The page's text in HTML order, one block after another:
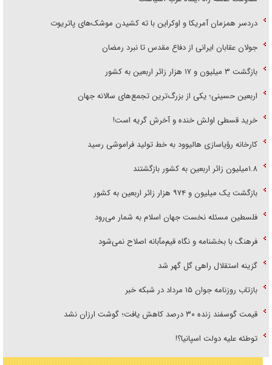
دردسر همزمان آمریکا و اوکراین با ته کشیدن موشک‌های پاتریوت
جولان عقابان ایرانی از دفاع مقدس تا نبرد رمضان
بازگشت ۳ میلیون و ۱۷ هزار زائر اربعین به کشور
اربعین حسینی؛ یکی از بزرگ‌ترین تجمع‌های سالانه جهان
خرید قسطی اولش خنده و آخرش گریه است!
کارخانه رؤیاسازی هالیوود به خط تولید فراموشی رسید
۱.۸میلیون زائر اربعین به کشور بازگشتند
بازگشت یک میلیون و ۹۷۴ هزار زائر اربعین به کشور
فلسطین مسئله نخست جهان اسلام به شمار می‌رود
فرهنگ با بخشنامه و نگاه قیم‌مآبانه اصلاح نمی‌شود
گزینه استقلال راهی گل گهر شد
بازتاب روزنامه جوان ۱۵ مرداد در شبکه خبر
قیمت گوسفند زنده ۳۰ درصد کاهش یافت؛ گوشت ارزان نشد
توطئه علیه دولت اسپانیا؟!